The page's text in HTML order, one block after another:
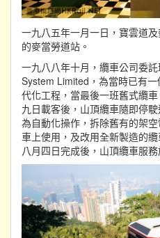
一九八五年一月一日，寶雲道
的麥當勞道站。
一九八八年十月，纜車公司委
System Limited，為當時已有
代化工程，當最後一班舊式纜
九日載客後，山頂纜車隨即停
為自動化操作，拆除舊有的架
車上使用，及改用全新製造的
八月四日完成後，山頂纜車服務